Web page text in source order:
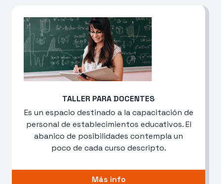
TALLER PARA DOCENTES
Es un espacio destinado a la capacitación de
personal de establecimientos educativos. El
abanico de posibilidades contempla un
poco de cada curso descripto.
Más info